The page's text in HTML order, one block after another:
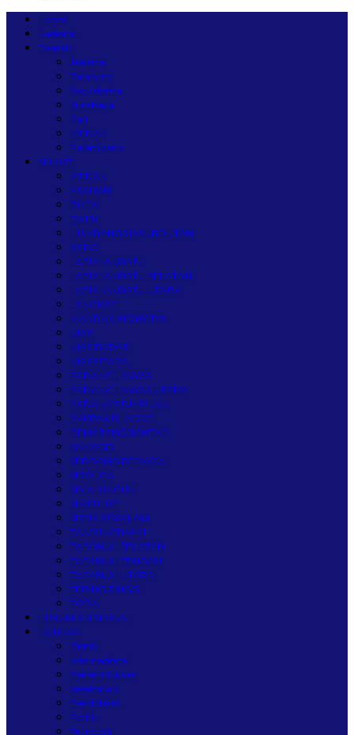
Home
Nasional
Daerah
Jakarta
Bandung
Yogyakarta
Surabaya
Bali
MEDAN
Palembang
SUMUT
MEDAN
ASAHAN
BINJAI
DAIRI
HUMBANG HASUNDUTAN
KARO
LABUHANBATU
LABUHANBATU SELATAN
LABUHANBATU UTARA
LANGKAT
MANDAILING NATAL
NIAS
NIAS BARAT
NIAS UTARA
PADANG LAWAS
PADANG LAWAS UTARA
PADANGSIDIMPUAN
PAKPAK BHARAT
PEMATANGSIANTAR
SAMOSIR
SERDANG BEDAGAI
SIBOLGA
SIMALUNGUN
SIMEULUE
SUBULUSSALAM
TANJUNGBALAI
TAPANULI SELATAN
TAPANULI TENGAH
TAPANULI UTARA
TEBING TINGGI
TOBA
HUKUM & KRIMINAL
LAINNYA
Bisnis
Internasional
Pemerintahan
Kesehatan
Pendidikan
Politik
Teknologi